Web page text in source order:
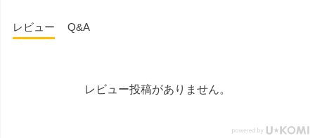
ール国分寺ビル ■メモリアル
数珠 #念珠 #線香 #ローソク
レビュー Q&A
レビュー投稿がありません。